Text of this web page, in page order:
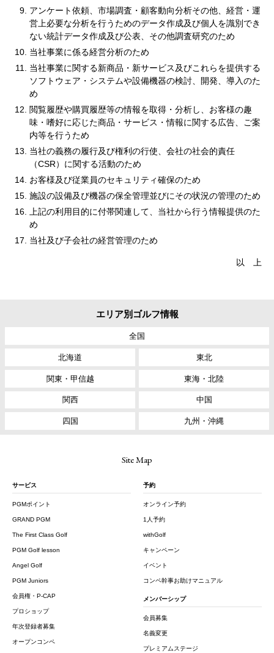
アンケート依頼、市場調査・顧客動向分析その他、経営・運
営上必要な分析を行うためのデータ作成及び個人を識別でき
ない統計データ作成及び公表、その他調査研究のため
当社事業に係る経営分析のため
当社事業に関する新商品・新サービス及びこれらを提供する
ソフトウェア・システムや設備機器の検討、開発、導入のた
め
閲覧履歴や購買履歴等の情報を取得・分析し、お客様の趣
味・嗜好に応じた商品・サービス・情報に関する広告、ご案
内等を行うため
当社の義務の履行及び権利の行使、会社の社会的責任
（CSR）に関する活動のため
お客様及び従業員のセキュリティ確保のため
施設の設備及び機器の保全管理並びにその状況の管理のため
上記の利用目的に付帯関連して、当社から行う情報提供のた
め
当社及び子会社の経営管理のため
以 上
エリア別ゴルフ情報
全国
北海道 東北
関東・甲信越 東海・北陸
関西 中国
四国 九州・沖縄
Site Map
サービス
PGMポイント
GRAND PGM
The First Class Golf
PGM Golf lesson
Angel Golf
PGM Juniors
会員権・P-CAP
プロショップ
年次登録者募集
オープンコンペ
予約
オンライン予約
1人予約
withGolf
キャンペーン
イベント
コンペ幹事お助けマニュアル
メンバーシップ
会員募集
名義変更
プレミアムステージ